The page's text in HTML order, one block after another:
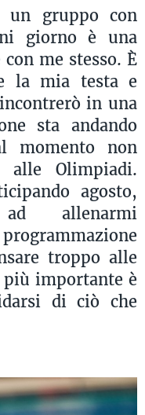
un gruppo con
giorno è una
me stesso. È
la mia testa e
in una
sta andando
momento non
alle Olimpiadi.
agosto,
allenarmi
troppo alle
importante è
di ciò che